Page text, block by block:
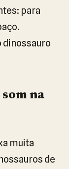
para
dinossauro
na
muita
de